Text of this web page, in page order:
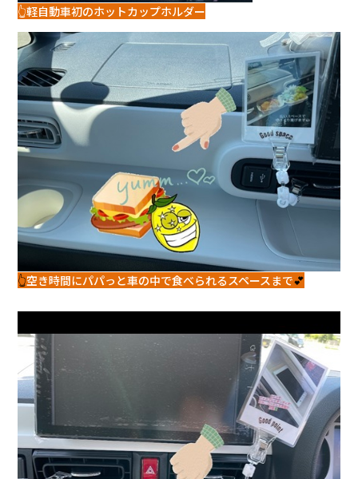
👆軽自動車初のホットカップホルダー
👆空き時間にパパっと車の中で食べられるスペースまで💕